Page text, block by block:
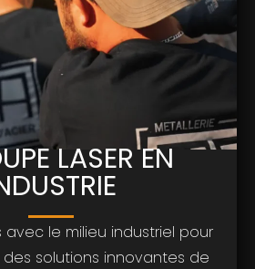
LASER EN
avec le milieu industriel pour
solutions innovantes de